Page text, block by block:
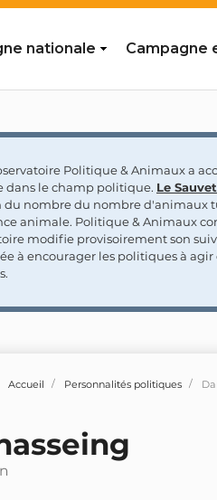
nationale Campagne
Politique & Animaux a
dans le champ politique. Le
du nombre du nombre d'animaux
animale. Politique & Animaux
modifie provisoirement son
à encourager les politiques à
Accueil Personnalités politiques